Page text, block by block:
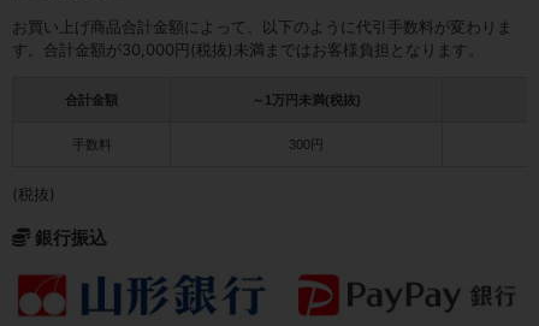
お買い上げ商品合計金額によって、以下のように代引手数料が変わりま
す。合計金額が30,000円(税抜)未満まではお客様負担となります。
合計金額 ～1万円未満(税抜)
手数料 300円
(税抜)
銀行振込